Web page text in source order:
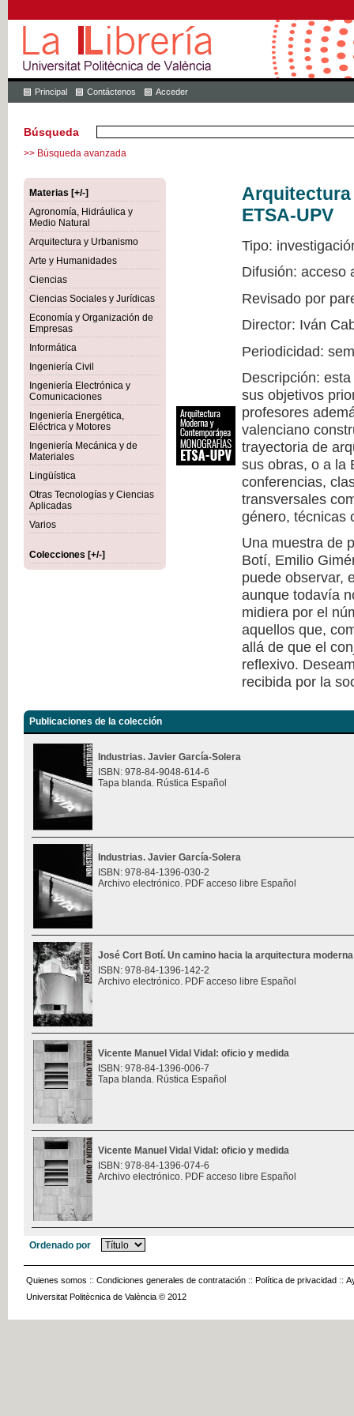
Principal Contáctenos Acceder
Búsqueda
>> Búsqueda avanzada
Materias [+/-]
Agronomía, Hidráulica y
Medio Natural
Arquitectura y Urbanismo
Arte y Humanidades
Ciencias
Ciencias Sociales y Jurídicas
Economía y Organización de
Empresas
Informática
Ingeniería Civil
Ingeniería Electrónica y
Comunicaciones
Ingeniería Energética,
Eléctrica y Motores
Ingeniería Mecánica y de
Materiales
Lingüística
Otras Tecnologías y Ciencias
Aplicadas
Varios
Colecciones [+/-]
Arquitectura
ETSA-UPV
Tipo:
Difusión: acceso
Revisado por
Director: Iván
Periodicidad:
Descripción:
sus objetivos
profesores
valenciano
trayectoria de
sus obras, o a la
conferencias,
transversales
género, técnicas
Una muestra de
Botí, Emilio
puede observar,
aunque todavía
midiera por el
aquellos que,
allá de que el
reflexivo.
recibida por la
Publicaciones de la colección
Industrias. Javier García-Solera
ISBN: 978-84-9048-614-6
Tapa blanda. Rústica Español
Industrias. Javier García-Solera
ISBN: 978-84-1396-030-2
Archivo electrónico. PDF acceso libre Español
José Cort Botí. Un camino hacia la arquitectura moderna
ISBN: 978-84-1396-142-2
Archivo electrónico. PDF acceso libre Español
Vicente Manuel Vidal Vidal: oficio y medida
ISBN: 978-84-1396-006-7
Tapa blanda. Rústica Español
Vicente Manuel Vidal Vidal: oficio y medida
ISBN: 978-84-1396-074-6
Archivo electrónico. PDF acceso libre Español
Ordenado por
Quienes somos :: Condiciones generales de contratación :: Política de privacidad ::
Universitat Politècnica de València © 2012